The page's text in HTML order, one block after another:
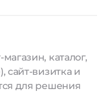
каталог,
сайт-визитка и
для решения